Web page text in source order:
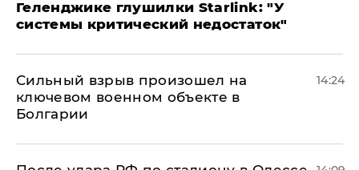
Геленджике глушилки Starlink: "У
системы критический недостаток"
Сильный взрыв произошел на
ключевом военном объекте в
Болгарии
14:24